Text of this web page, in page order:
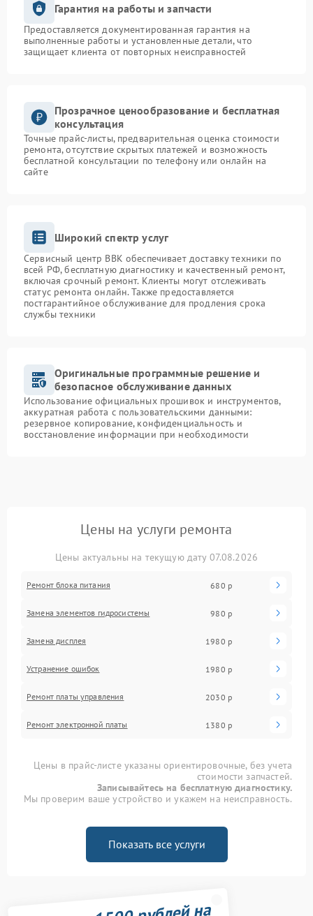
Гарантия на работы и запчасти
Предоставляется документированная гарантия на
выполненные работы и установленные детали, что
защищает клиента от повторных неисправностей
Прозрачное ценообразование и бесплатная
консультация
Точные прайс-листы, предварительная оценка стоимости
ремонта, отсутствие скрытых платежей и возможность
бесплатной консультации по телефону или онлайн на
сайте
Широкий спектр услуг
Сервисный центр BBK обеспечивает доставку техники по
всей РФ, бесплатную диагностику и качественный ремонт,
включая срочный ремонт. Клиенты могут отслеживать
статус ремонта онлайн. Также предоставляется
постгарантийное обслуживание для продления срока
службы техники
Оригинальные программные решение и
безопасное обслуживание данных
Использование официальных прошивок и инструментов,
аккуратная работа с пользовательскими данными:
резервное копирование, конфиденциальность и
восстановление информации при необходимости
Цены на услуги ремонта
Цены актуальны на текущую дату 07.08.2026
Ремонт блока питания 680 р
Замена элементов гидросистемы 980 р
Замена дисплея 1980 р
Устранение ошибок 1980 р
Ремонт платы управления 2030 р
Ремонт электронной платы 1380 р
Цены в прайс-листе указаны ориентировочные, без учета
стоимости запчастей.
Записывайтесь на бесплатную диагностику.
Мы проверим ваше устройство и укажем на неисправность.
Показать все услуги